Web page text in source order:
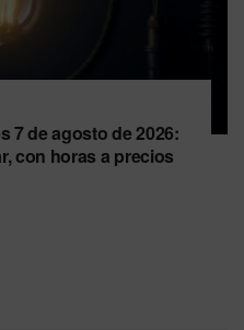
7 de agosto de 2026:
con horas a precios